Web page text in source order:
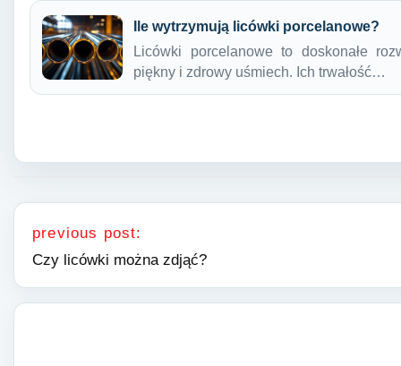
Ile wytrzymują licówki porcelanowe?
Licówki porcelanowe to doskonałe
piękny i zdrowy uśmiech. Ich trwałość…
Nawigacja wpisu
previous post:
Czy licówki można zdjąć?